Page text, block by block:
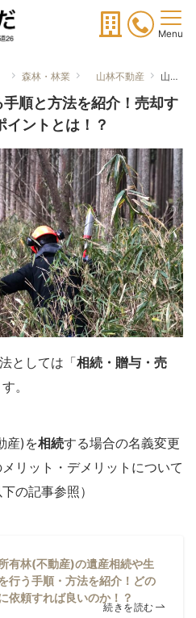
Menu
森林・林業 山林不動産 山林(不動産)を売却する手順と方法を紹介！売却する際に気をつけるべきポイントとは！？
順と方法を紹介！売却す
イントとは！？
としては「相続・贈与・売
。
産)を相続する場合の名義変更
リット・デメリットについて
の記事参照）
有林(不動産)の遺産相続や生
行う手順・方法を紹介！どの
依頼すれば良いのか！？
続きを読む